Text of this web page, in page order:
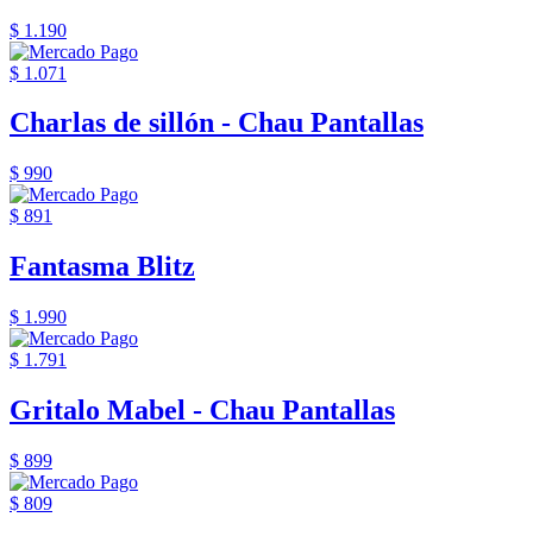
$ 1.190
$ 1.071
Charlas de sillón - Chau Pantallas
$ 990
$ 891
Fantasma Blitz
$ 1.990
$ 1.791
Gritalo Mabel - Chau Pantallas
$ 899
$ 809